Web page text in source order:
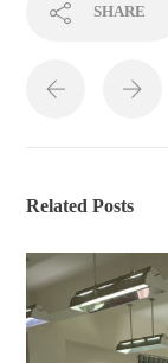
SHARE
Related Posts